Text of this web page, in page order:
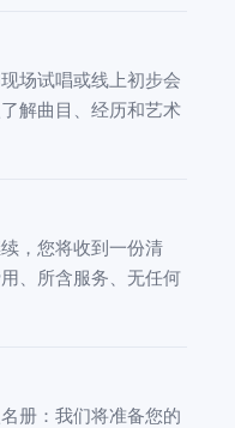
场试唱或线上初步会
解曲目、经历和艺术
，您将收到一份清
、所含服务、无任何
册：我们将准备您的